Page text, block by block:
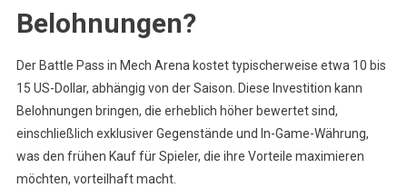
Belohnungen?
Der Battle Pass in Mech Arena kostet typischerweise etwa 10 bis
15 US-Dollar, abhängig von der Saison. Diese Investition kann
Belohnungen bringen, die erheblich höher bewertet sind,
einschließlich exklusiver Gegenstände und In-Game-Währung,
was den frühen Kauf für Spieler, die ihre Vorteile maximieren
möchten, vorteilhaft macht.